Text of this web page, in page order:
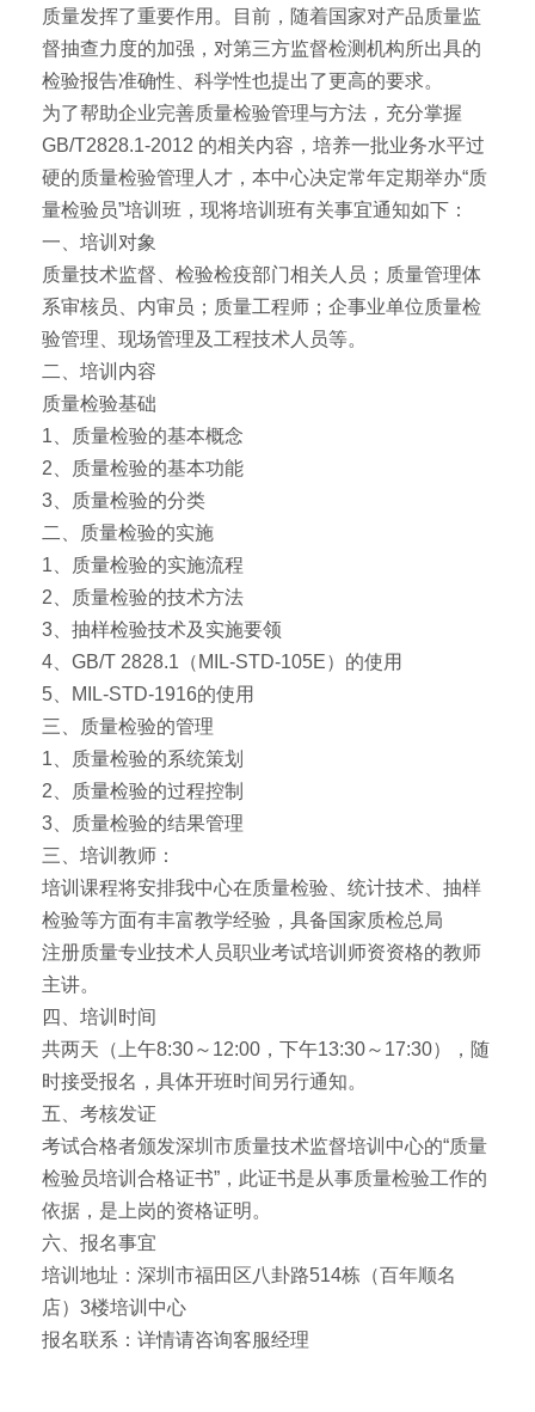
质量发挥了重要作用。目前，随着国家对产品质量监
督抽查力度的加强，对第三方监督检测机构所出具的
检验报告准确性、科学性也提出了更高的要求。
为了帮助企业完善质量检验管理与方法，充分掌握
GB/T2828.1-2012 的相关内容，培养一批业务水平过
硬的质量检验管理人才，本中心决定常年定期举办“质
量检验员”培训班，现将培训班有关事宜通知如下：
一、培训对象
质量技术监督、检验检疫部门相关人员；质量管理体
系审核员、内审员；质量工程师；企事业单位质量检
验管理、现场管理及工程技术人员等。
二、培训内容
质量检验基础
1、质量检验的基本概念
2、质量检验的基本功能
3、质量检验的分类
二、质量检验的实施
1、质量检验的实施流程
2、质量检验的技术方法
3、抽样检验技术及实施要领
4、GB/T 2828.1（MIL-STD-105E）的使用
5、MIL-STD-1916的使用
三、质量检验的管理
1、质量检验的系统策划
2、质量检验的过程控制
3、质量检验的结果管理
三、培训教师：
培训课程将安排我中心在质量检验、统计技术、抽样
检验等方面有丰富教学经验，具备国家质检总局
注册质量专业技术人员职业考试培训师资资格的教师
主讲。
四、培训时间
共两天（上午8:30～12:00，下午13:30～17:30），随
时接受报名，具体开班时间另行通知。
五、考核发证
考试合格者颁发深圳市质量技术监督培训中心的“质量
检验员培训合格证书”，此证书是从事质量检验工作的
依据，是上岗的资格证明。
六、报名事宜
培训地址：深圳市福田区八卦路514栋（百年顺名
店）3楼培训中心
报名联系：详情请咨询客服经理